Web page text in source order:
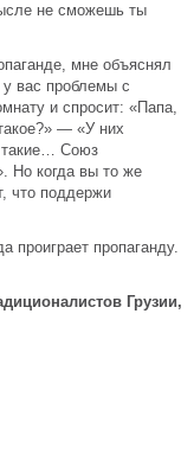
не сможешь ты
мне объяснял
у вас проблемы с
и спросит: «Папа,
— «У них
Союз
Но когда вы то же
что поддержи
проиграет пропаганду.
Грузии,